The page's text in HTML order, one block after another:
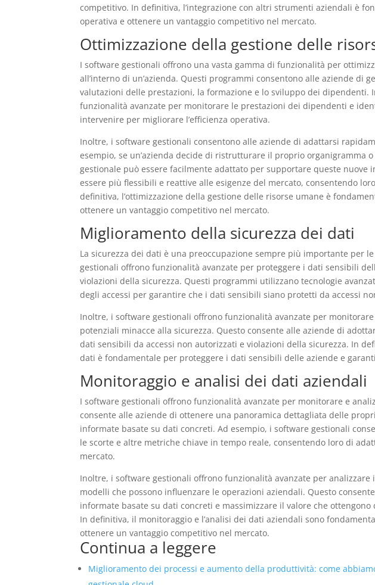
competitivo. In definitiva, l’integrazione con altri strumenti aziendali è
operativa e ottenere un vantaggio competitivo nel mercato.
Ottimizzazione della gestione delle
I software gestionali offrono una vasta gamma di funzionalità per
all’interno di un’azienda. Questi programmi consentono alle aziende di
valutazioni delle prestazioni, la formazione e lo sviluppo dei dipendenti.
funzionalità avanzate per monitorare le prestazioni dei dipendenti e
intervenire per migliorare l’efficienza operativa.
Inoltre, i software gestionali consentono alle aziende di adattarsi
esempio, se un’azienda decide di ristrutturare il proprio organigramma
gestionale può essere facilmente adattato per supportare queste nuove
essere più flessibili e reattive alle esigenze del mercato, consentendo
definitiva, l’ottimizzazione della gestione delle risorse umane è
ottenere un vantaggio competitivo nel mercato.
Miglioramento della sicurezza dei dati
La sicurezza dei dati è una preoccupazione sempre più importante per
gestionali offrono funzionalità avanzate per proteggere i dati sensibili
violazioni della sicurezza. Questi programmi utilizzano tecnologie
degli accessi per garantire che i dati sensibili siano protetti da accessi
Inoltre, i software gestionali offrono funzionalità avanzate per
potenziali minacce alla sicurezza. Questo consente alle aziende di
dati sensibili da accessi non autorizzati e violazioni della sicurezza. In
dati è fondamentale per proteggere i dati sensibili delle aziende e
Monitoraggio e analisi dei dati aziendali
I software gestionali offrono funzionalità avanzate per monitorare e
consente alle aziende di ottenere una panoramica dettagliata delle
informate basate su dati concreti. Ad esempio, i software gestionali
le scorte e altre metriche chiave in tempo reale, consentendo loro di
mercato.
Inoltre, i software gestionali offrono funzionalità avanzate per
modelli che possono influenzare le operazioni aziendali. Questo
informate basate su dati concreti e massimizzare il valore che
In definitiva, il monitoraggio e l’analisi dei dati aziendali sono
ottenere un vantaggio competitivo nel mercato.
Continua a leggere
Miglioramento dei processi e aumento della produttività: come